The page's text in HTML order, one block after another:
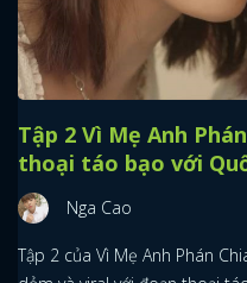
Tập 2 Vì Mẹ Anh
thoại táo bạo với
Nga Cao
Tập 2 của Vì Mẹ Anh Phán